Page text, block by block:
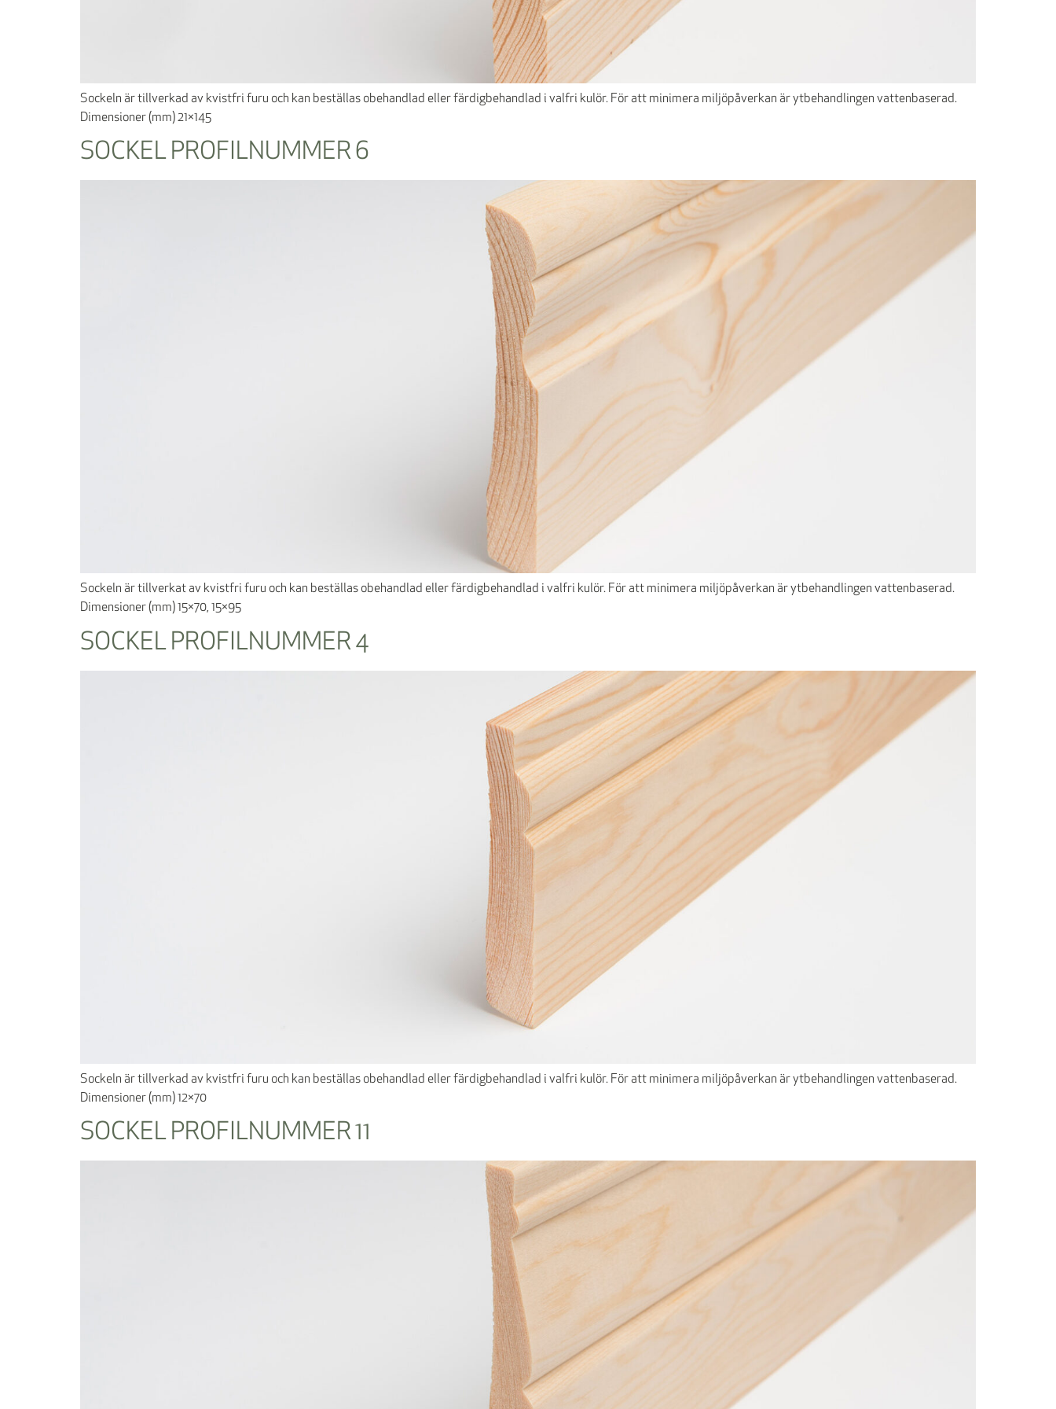
Sockeln är tillverkad av kvistfri furu och kan beställas obehandlad eller färdigbehandlad i valfri kulör. För att minimera miljöpåverkan är ytbehandlingen vattenbaserad.
Dimensioner (mm) 21×145
SOCKEL PROFILNUMMER 6
Sockeln är tillverkat av kvistfri furu och kan beställas obehandlad eller färdigbehandlad i valfri kulör. För att minimera miljöpåverkan är ytbehandlingen vattenbaserad.
Dimensioner (mm) 15×70, 15×95
SOCKEL PROFILNUMMER 4
Sockeln är tillverkad av kvistfri furu och kan beställas obehandlad eller färdigbehandlad i valfri kulör. För att minimera miljöpåverkan är ytbehandlingen vattenbaserad.
Dimensioner (mm) 12×70
SOCKEL PROFILNUMMER 11